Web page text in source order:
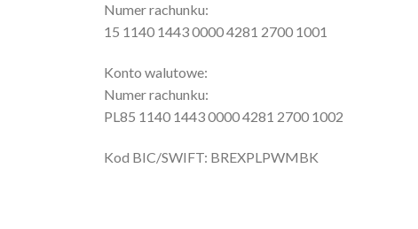
Numer rachunku:
15 1140 1443 0000 4281 2700 1001
Konto walutowe:
Numer rachunku:
PL85 1140 1443 0000 4281 2700 1002
Kod BIC/SWIFT: BREXPLPWMBK